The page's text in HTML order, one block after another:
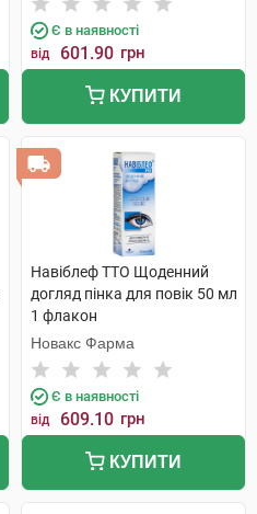
Є в наявності
від 601.90 грн
КУПИТИ
Навіблеф ТТО Щоденний
догляд пінка для повік 50 мл
1 флакон
Новакс Фарма
Є в наявності
від 609.10 грн
КУПИТИ